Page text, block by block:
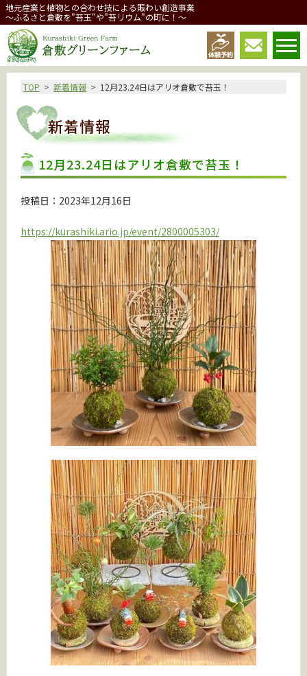
地元産業と植物との合わせ技による賑わい創造事業
～ふるさと倉敷を"苔玉"や"苔リウム"の町に！～
倉敷グリーンファーム
TOP 新着情報 12月23.24日はアリオ倉敷で苔玉！
新着情報
12月23.24日はアリオ倉敷で苔玉！
投稿日：2023年12月16日
https://kurashiki.ario.jp/event/2800005303/